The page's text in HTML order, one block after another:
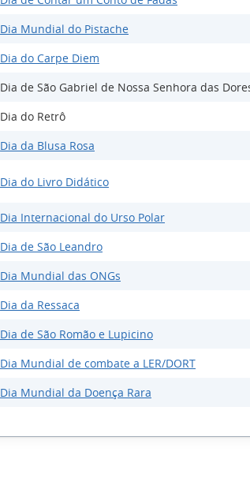
Dia Mundial do Pistache
Dia do Carpe Diem
Dia de São Gabriel de Nossa Senhora das
Dia do Retrô
Dia da Blusa Rosa
Dia do Livro Didático
Dia Internacional do Urso Polar
Dia de São Leandro
Dia Mundial das ONGs
Dia da Ressaca
Dia de São Romão e Lupicino
Dia Mundial de combate a LER/DORT
Dia Mundial da Doença Rara